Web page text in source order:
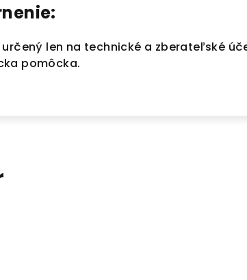
určený len na technické a zberateľské
pomôcka.